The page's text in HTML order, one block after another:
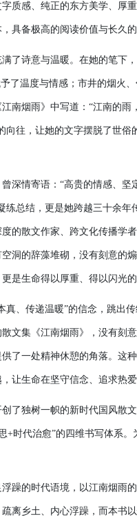
质感、纯正的东方美学、厚
具备极高的阅读价值与长久
了诗意与温暖。在她的笔下
了温度与情感；市井的烟火
南烟雨》中写道：“江南的
向往，让她的文字摆脱了世
深情寄语：“高贵的情感、
练总结，更是她跨越三十余
的散文作家、跨文化传播学
洞的辞藻堆砌，没有刻意的
是生命得以厚重、得以闪光
真、传递温暖”的信念，跳出
文集《江南烟雨》，没有刻
了一处精神休憩的角落。这
让生命在坚守信念、追求热
了独树一帜的新时代国风散
+时代治愈”的四维书写体系
躁的时代语境，以江南烟雨
离乡土、内心浮躁，而本书